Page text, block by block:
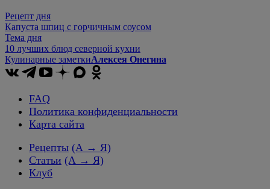
Рецепт дня
Капуста шпиц с горчичным соусом
Тема дня
10 лучших блюд северной кухни
Кулинарные заметкиАлексея Онегина
FAQ
Политика конфиденциальности
Карта сайта
Рецепты (А → Я)
Статьи (А → Я)
Клуб